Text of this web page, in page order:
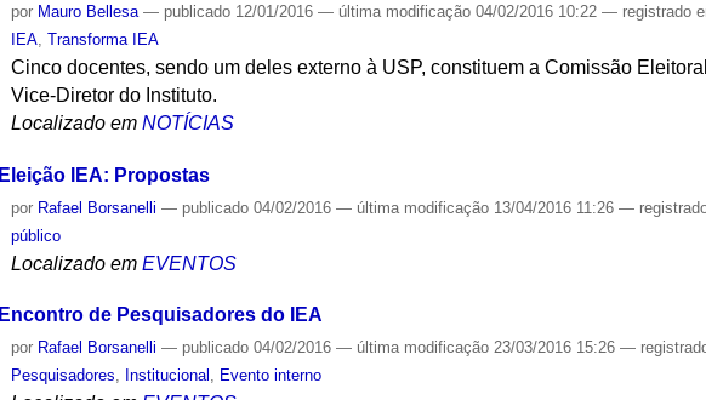
por Mauro Bellesa — publicado 12/01/2016— última modificação 04/02/2016 10:22— registrado
IEA ,Transforma IEA
Cinco docentes, sendo um deles externo à USP, constituem a Comissão
Vice-Diretor do Instituto.
Localizado em NOTÍCIAS
Eleição IEA: Propostas
por Rafael Borsanelli — publicado 04/02/2016— última modificação 13/04/2016 11:26—
público
Localizado em EVENTOS
Encontro de Pesquisadores do IEA
por Rafael Borsanelli — publicado 04/02/2016— última modificação 23/03/2016 15:26—
Pesquisadores, Institucional , Evento interno